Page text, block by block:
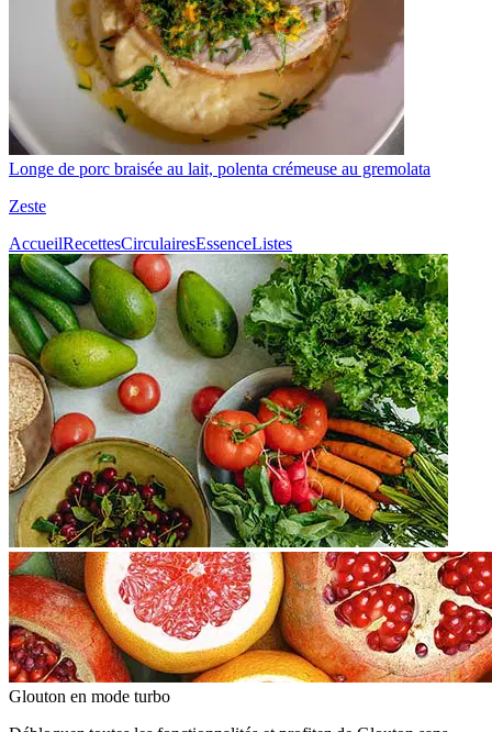
Longe de porc braisée au lait, polenta crémeuse au gremolata
Zeste
AccueilRecettesCirculairesEssenceListes
Glouton en mode turbo